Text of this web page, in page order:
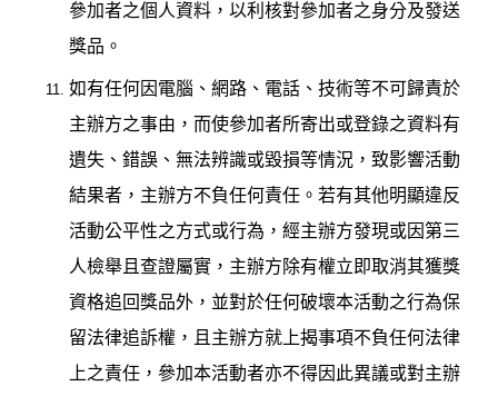
參加者之個人資料，以利核對參加者之身分及發送
獎品。
如有任何因電腦、網路、電話、技術等不可歸責於
主辦方之事由，而使參加者所寄出或登錄之資料有
遺失、錯誤、無法辨識或毀損等情況，致影響活動
結果者，主辦方不負任何責任。若有其他明顯違反
活動公平性之方式或行為，經主辦方發現或因第三
人檢舉且查證屬實，主辦方除有權立即取消其獲獎
資格追回獎品外，並對於任何破壞本活動之行為保
留法律追訴權，且主辦方就上揭事項不負任何法律
上之責任，參加本活動者亦不得因此異議或對主辦